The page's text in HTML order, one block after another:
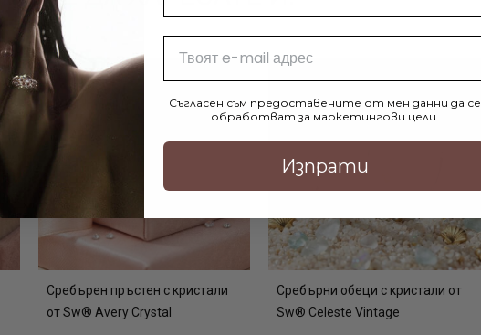
Сребърен пръстен с кристали
от Sw® Avery Crystal
Сребърни обеци с кристали от
Sw® Celeste Vintage
Съгласен съм предоставените от мен данни да се
обработват за маркетингови цели.
Изпрати